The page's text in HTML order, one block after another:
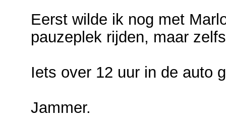
Eerst wilde ik nog met
pauzeplek rijden, maar
Iets over 12 uur in de auto
Jammer.